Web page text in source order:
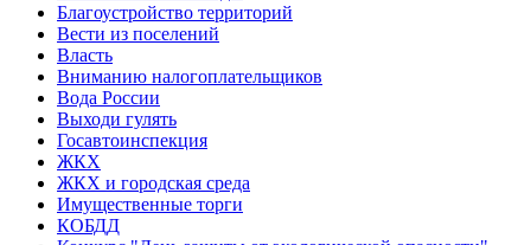
Благоустройство территорий
Вести из поселений
Власть
Вниманию налогоплательщиков
Вода России
Выходи гулять
Госавтоинспекция
ЖКХ
ЖКХ и городская среда
Имущественные торги
КОБДД